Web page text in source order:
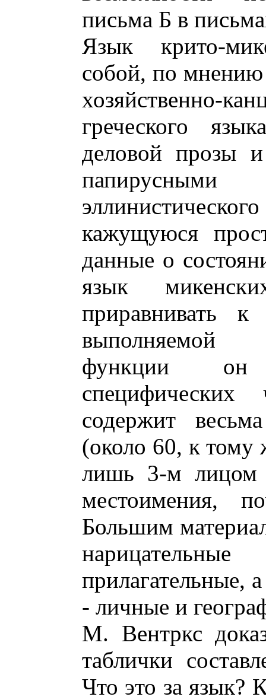
письма Б в
Язык крито-
собой, по
хозяйственно-
греческого
деловой прозы
кажущуюся
данные о
язык
приравнивать
выполняемой
функции он
содержит
(около 60, к тому
лишь 3-м лицом
местоимения,
Большим
прилагательные,
- личные и
М. Вентркс
таблички
Что это за язык?